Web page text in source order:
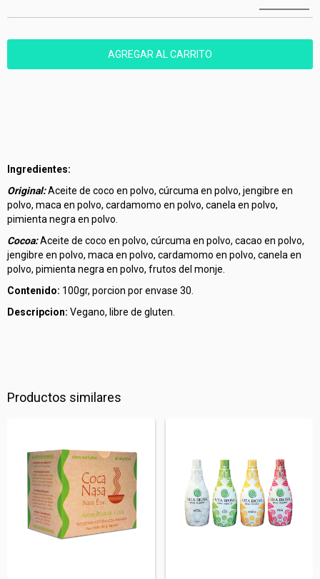
Ingredientes:
Original:Aceite de coco en polvo, cúrcuma en polvo, jengibre en
polvo, maca en polvo, cardamomo en polvo, canela en polvo,
pimienta negra en polvo.
Cocoa:Aceite de coco en polvo, cúrcuma en polvo, cacao en polvo,
jengibre en polvo, maca en polvo, cardamomo en polvo, canela en
polvo, pimienta negra en polvo, frutos del monje.
Contenido: 100gr, porcion por envase 30.
Descripcion: Vegano, libre de gluten.
Productos similares